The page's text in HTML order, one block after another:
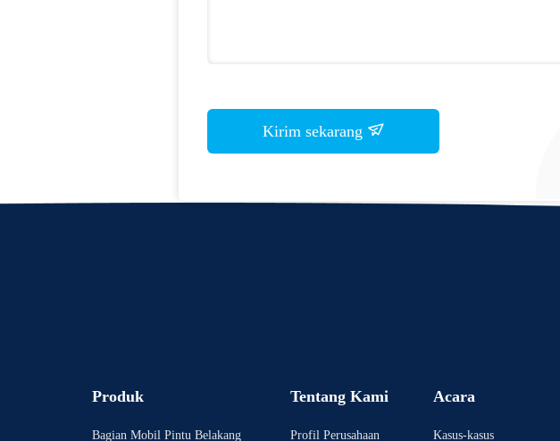
Kirim sekarang
Produk
Bagian Mobil Pintu Belakang
Tentang Kami
Profil Perusahaan
Acara
Kasus-kasus